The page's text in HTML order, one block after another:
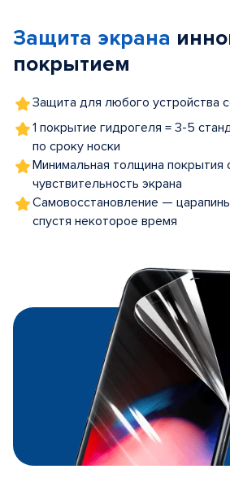
5
Защита экрана
покрытием
Защита для любого устройства
1 покрытие гидрогеля = 3-5
по сроку носки
Минимальная толщина покрытия
чувствительность экрана
Самовосстановление —
спустя некоторое время